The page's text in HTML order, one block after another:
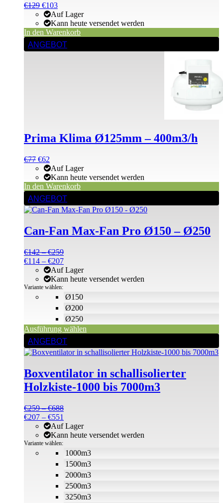
Ursprünglicher
Preis
war:
€129
€129Aktueller
Preis
ist:
€129.
€103
Auf Lager
Kann heute versendet werden
In den Warenkorb
ANGEBOT
Prima Klima Ø125mm – 400m3/h
Ursprünglicher
Preis
war:
€77
€77Aktueller
Preis
ist:
€77.
€62
Auf Lager
Kann heute versendet werden
In den Warenkorb
ANGEBOT
Can-Fan Max-Fan Pro Ø150 – Ø250
€142 –€259Preisspanne:
€142
bis
€259
€114 – €207Preisspanne:
€114
bis
Ø150
Ø200
Ø250
Auf Lager
Kann heute versendet werden
Variante wählen:
Ausführung wählen
Dieses
Produkt
weist
Varianten
auf.
Die
Optionen
können
der
ANGEBOT
Boxventilator in schallisolierter
Holzkiste-1000 bis 7000m3
€259 –€688Preisspanne:
bis
€688
€207 – €551
€207
bis
1000m3
1500m3
2000m3
2500m3
3250m3
Auf Lager
Kann heute versendet werden
Variante wählen:
Dieses
Produkt
weist
Varianten
auf.
Die
können
auf
Produktseite
gewählt
werden